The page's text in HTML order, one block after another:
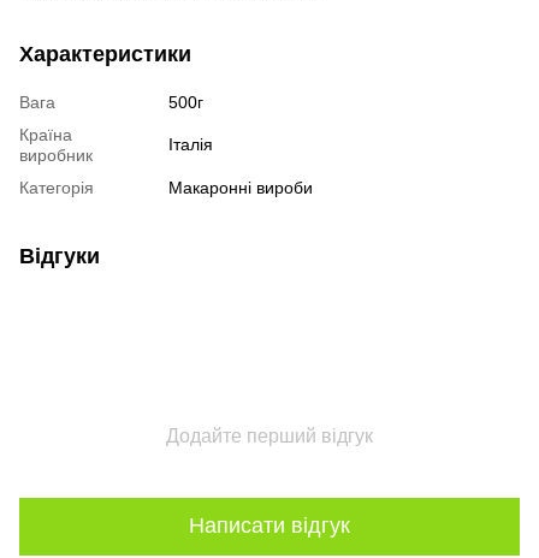
Характеристики
Вага
500г
Країна
виробник
Італія
Категорія Макаронні вироби
Відгуки
Додайте перший відгук
Написати відгук